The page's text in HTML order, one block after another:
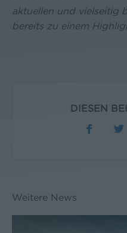
aktuellen und vielseitig
bereits zu einem
DIESEN
Weitere News